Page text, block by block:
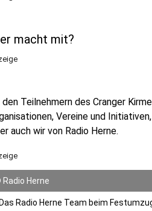
macht mit?
den Teilnehmern des Cranger
Vereine und
auch wir von Radio Herne.
Radio Herne
Das Radio Herne Team beim